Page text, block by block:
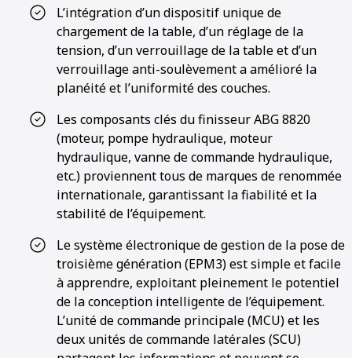
L’intégration d’un dispositif unique de
chargement de la table, d’un réglage de la
tension, d’un verrouillage de la table et d’un
verrouillage anti-soulèvement a amélioré la
planéité et l’uniformité des couches.
Les composants clés du finisseur ABG 8820
(moteur, pompe hydraulique, moteur
hydraulique, vanne de commande hydraulique,
etc.) proviennent tous de marques de renommée
internationale, garantissant la fiabilité et la
stabilité de l’équipement.
Le système électronique de gestion de la pose de
troisième génération (EPM3) est simple et facile
à apprendre, exploitant pleinement le potentiel
de la conception intelligente de l’équipement.
L’unité de commande principale (MCU) et les
deux unités de commande latérales (SCU)